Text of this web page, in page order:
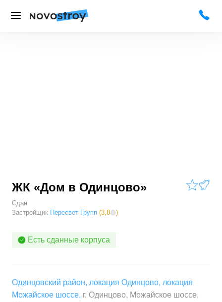
ЖК «Дом в Одинцово»
Сдан
Застройщик Пересвет Групп (3,8 )
Есть сданные корпуса
Одинцовский район, локация Одинцово, локация
Можайское шоссе, г. Одинцово, Можайское шоссе,